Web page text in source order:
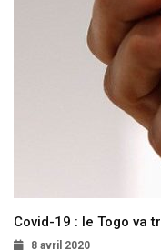
Covid-19 : le Togo va
8 avril 2020